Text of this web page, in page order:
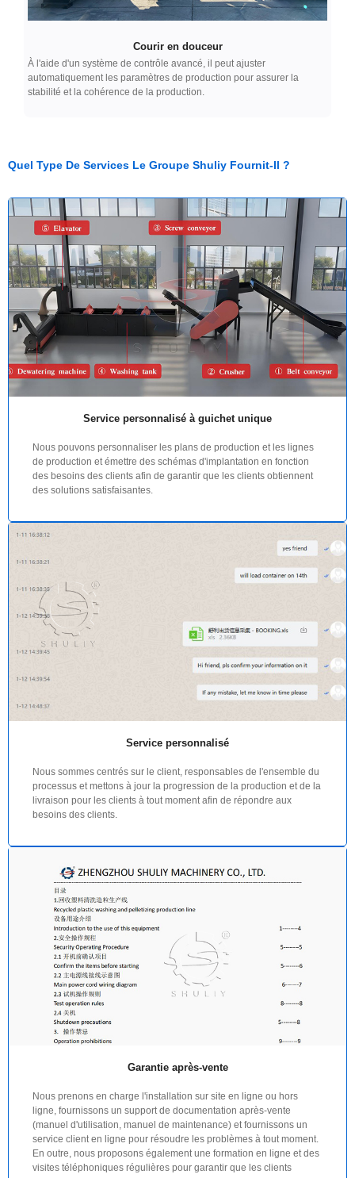
Courir en douceur
À l'aide d'un système de contrôle avancé, il peut ajuster
automatiquement les paramètres de production pour assurer la
stabilité et la cohérence de la production.
Quel Type De Services Le Groupe Shuliy Fournit-Il ?
Service personnalisé à guichet unique
Nous pouvons personnaliser les plans de production et les lignes
de production et émettre des schémas d'implantation en fonction
des besoins des clients afin de garantir que les clients obtiennent
des solutions satisfaisantes.
Service personnalisé
Nous sommes centrés sur le client, responsables de l'ensemble du
processus et mettons à jour la progression de la production et de la
livraison pour les clients à tout moment afin de répondre aux
besoins des clients.
Garantie après-vente
Nous prenons en charge l'installation sur site en ligne ou hors
ligne, fournissons un support de documentation après-vente
(manuel d'utilisation, manuel de maintenance) et fournissons un
service client en ligne pour résoudre les problèmes à tout moment.
En outre, nous proposons également une formation en ligne et des
visites téléphoniques régulières pour garantir que les clients